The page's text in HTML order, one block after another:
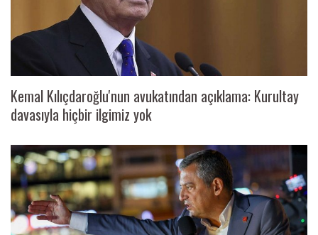
Kemal Kılıçdaroğlu'nun avukatından açıklama: Kurultay
davasıyla hiçbir ilgimiz yok